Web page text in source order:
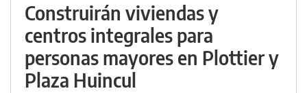
Construirán viviendas y
centros integrales para
personas mayores en Plottier y
Plaza Huincul